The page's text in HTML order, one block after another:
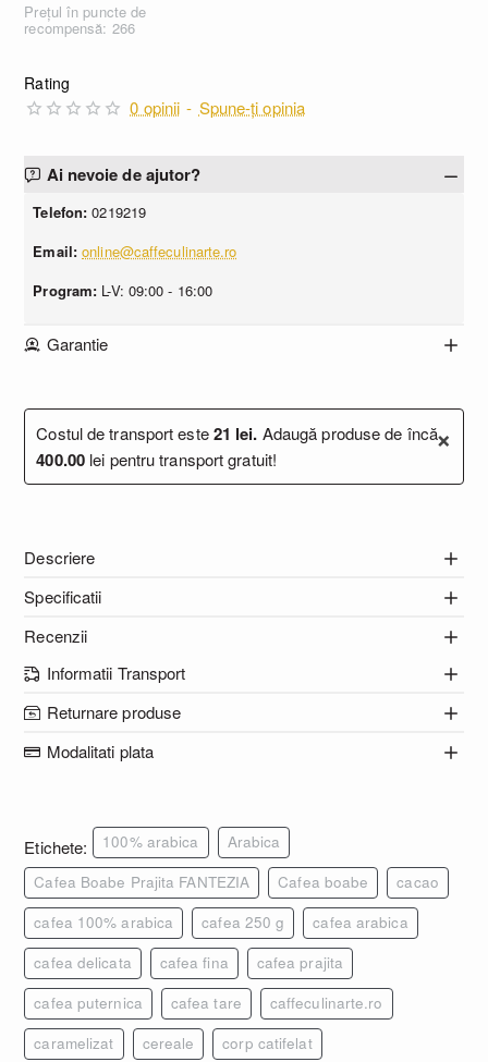
Rating
0 opinii - Spune-ţi opinia
Preţul în puncte de
recompensă: 266
Ai nevoie de ajutor?
Telefon: 0219219
Email: online@caffeculinarte.ro
Program: L-V: 09:00 - 16:00
Garantie
×
Costul de transport este21 lei. Adaugă produse de încă
400.00 lei pentru transport gratuit!
Informatii Transport
Returnare produse
Modalitati plata
Descriere
Specificatii
Recenzii
Etichete: 100% arabica
Arabica
Cafea Boabe Prajita FANTEZIA
Cafea boabe
cacao
cafea 100% arabica
cafea 250 g
cafea arabica
cafea delicata
cafea fina
cafea prajita
cafea puternica
cafea tare
caffeculinarte.ro
caramelizat
cereale corp catifelat